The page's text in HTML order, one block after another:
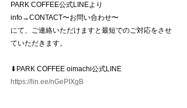
PARK COFFEE公式LINEより
info→CONTACT〜お問い合わせ〜
にて、ご連絡いただけますと最短でのご対応をさせ
ていただきます。
⬇︎PARK COFFEE oimachi公式LINE
https://lin.ee/nGePIXgB